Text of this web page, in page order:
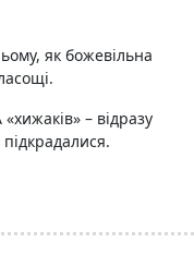
як божевільна
– відразу